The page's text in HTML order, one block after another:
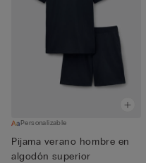
Personalizable
Pijama verano hombre en
algodón superior